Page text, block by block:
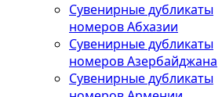
Сувенирные дубликаты
номеров Абхазии
Сувенирные дубликаты
номеров Азербайджана
Сувенирные дубликаты